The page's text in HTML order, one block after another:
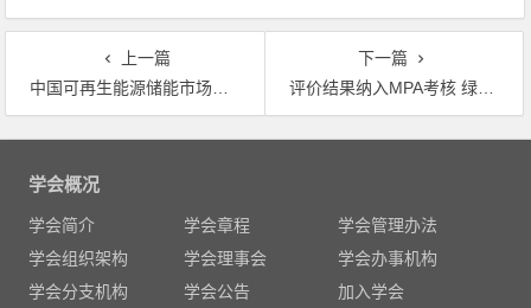
上一篇
中国可再生能源储能市场前景光明 业界称发展瓶颈仍需突破
下一篇
评价结果纳入MPA考核 绿色信贷发展驶入快车道
文
学会概况
学会简介 学会章程
学会管理办法
学会组织架构
学会理事会
学会办事机构
学会分支机构
学会公告
加入学会